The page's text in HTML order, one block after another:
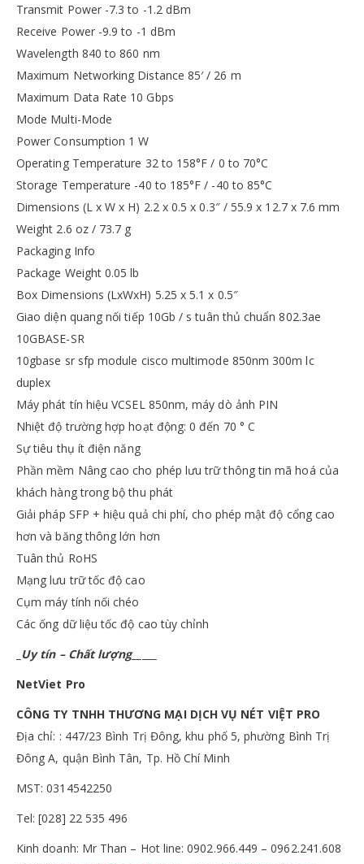
Transmit Power -7.3 to -1.2 dBm
Receive Power -9.9 to -1 dBm
Wavelength 840 to 860 nm
Maximum Networking Distance 85′ / 26 m
Maximum Data Rate 10 Gbps
Mode Multi-Mode
Power Consumption 1 W
Operating Temperature 32 to 158°F / 0 to 70°C
Storage Temperature -40 to 185°F / -40 to 85°C
Dimensions (L x W x H) 2.2 x 0.5 x 0.3″ / 55.9 x 12.7 x 7.6 mm
Weight 2.6 oz / 73.7 g
Packaging Info
Package Weight 0.05 lb
Box Dimensions (LxWxH) 5.25 x 5.1 x 0.5″
Giao diện quang nối tiếp 10Gb / s tuân thủ chuẩn 802.3ae
10GBASE-SR
10gbase sr sfp module cisco multimode 850nm 300m lc
duplex
Máy phát tín hiệu VCSEL 850nm, máy dò ảnh PIN
Nhiệt độ trường hợp hoạt động: 0 đến 70 ° C
Sự tiêu thụ ít điện năng
Phần mềm Nâng cao cho phép lưu trữ thông tin mã hoá của
khách hàng trong bộ thu phát
Giải pháp SFP + hiệu quả chi phí, cho phép mật độ cổng cao
hơn và băng thông lớn hơn
Tuân thủ RoHS
Mạng lưu trữ tốc độ cao
Cụm máy tính nối chéo
Các ống dữ liệu tốc độ cao tùy chỉnh
Uy tín – Chất lượng_____
NetViet Pro
CÔNG TY TNHH THƯƠNG MẠI DỊCH VỤ NÉT VIỆT PRO
Địa chỉ: : 447/23 Bình Trị Đông, khu phố 5, phường Bình Trị
Đông A, quận Bình Tân, Tp. Hồ Chí Minh
MST: 0314542250
Tel: [028] 22 535 496
Kinh doanh: Mr Than – Hot line: 0902.966.449 – 0962.241.608